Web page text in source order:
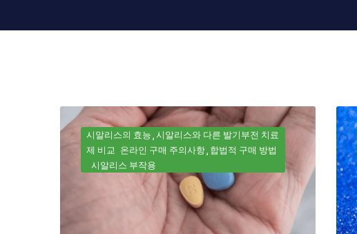
시알리스의 효능 시알리스와 다른 발기부전 치료
제 비교 온라인 구매 주의사항 합법적 구매 방법
시알리스 부작용